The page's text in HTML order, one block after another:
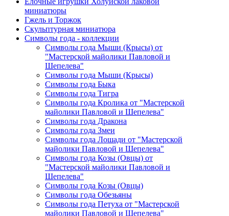
миниатюры
Гжель и Торжок
Скульптурная миниатюра
Символы года - коллекции
Символы года Мыши (Крысы) от
"Мастерской майолики Павловой и
Шепелева"
Символы года Мыши (Крысы)
Символы года Быка
Символы года Тигра
Символы года Кролика от "Мастерской
майолики Павловой и Шепелева"
Символы года Дракона
Символы года Змеи
Символы года Лошади от "Мастерской
майолики Павловой и Шепелева"
Символы года Козы (Овцы) от
"Мастерской майолики Павловой и
Шепелева"
Символы года Козы (Овцы)
Символы года Обезьяны
Символы года Петуха от "Мастерской
майолики Павловой и Шепелева"